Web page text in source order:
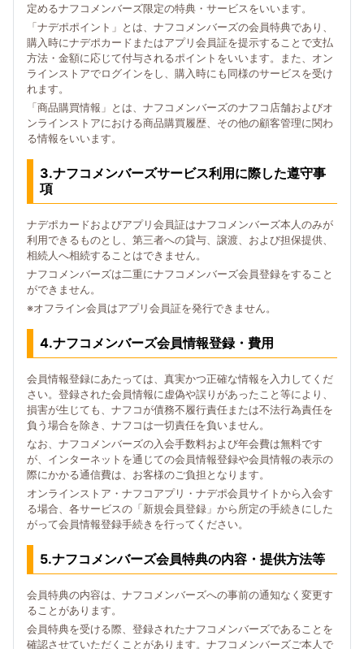
定めるナフコメンバーズ限定の特典・サービスをいいます。
「ナデポポイント」とは、ナフコメンバーズの会員特典であり、
購入時にナデポカードまたはアプリ会員証を提示することで支払
方法・金額に応じて付与されるポイントをいいます。また、オン
ラインストアでログインをし、購入時にも同様のサービスを受け
れます。
「商品購買情報」とは、ナフコメンバーズのナフコ店舗およびオ
ンラインストアにおける商品購買履歴、その他の顧客管理に関わ
る情報をいいます。
3.ナフコメンバーズサービス利用に際した遵守事
項
ナデポカードおよびアプリ会員証はナフコメンバーズ本人のみが
利用できるものとし、第三者への貸与、譲渡、および担保提供、
相続人へ相続することはできません。
ナフコメンバーズは二重にナフコメンバーズ会員登録をすること
ができません。
※オフライン会員はアプリ会員証を発行できません。
4.ナフコメンバーズ会員情報登録・費用
会員情報登録にあたっては、真実かつ正確な情報を入力してくだ
さい。登録された会員情報に虚偽や誤りがあったこと等により、
損害が生じても、ナフコが債務不履行責任または不法行為責任を
負う場合を除き、ナフコは一切責任を負いません。
なお、ナフコメンバーズの入会手数料および年会費は無料です
が、インターネットを通じての会員情報登録や会員情報の表示の
際にかかる通信費は、お客様のご負担となります。
オンラインストア・ナフコアプリ・ナデポ会員サイトから入会す
る場合、各サービスの「新規会員登録」から所定の手続きにした
がって会員情報登録手続きを行ってください。
5.ナフコメンバーズ会員特典の内容・提供方法等
会員特典の内容は、ナフコメンバーズへの事前の通知なく変更す
ることがあります。
会員特典を受ける際、登録されたナフコメンバーズであることを
確認させていただくことがあります。ナフコメンバーズご本人で